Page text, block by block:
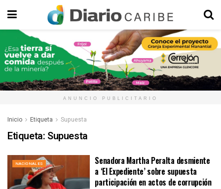
ANUNCIO PUBLICITARIO
Inicio Etiqueta Supuesta
Etiqueta: Supuesta
NACIONALES
Senadora Martha Peralta desmiente
a ‘El Expediente’ sobre supuesta
participación en actos de corrupción